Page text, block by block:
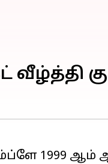
வீழ்த்தி
1999 ஆம்